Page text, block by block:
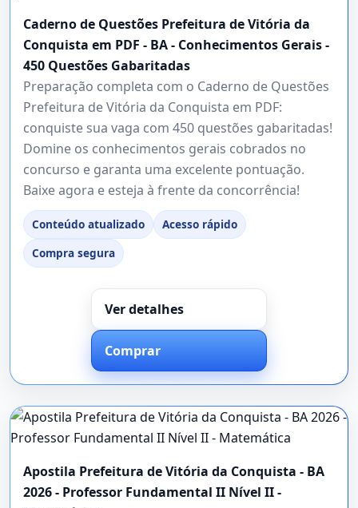
Caderno de Questões Prefeitura de Vitória da
Conquista em PDF - BA - Conhecimentos Gerais -
450 Questões Gabaritadas
Preparação completa com o Caderno de Questões
Prefeitura de Vitória da Conquista em PDF:
conquiste sua vaga com 450 questões gabaritadas!
Domine os conhecimentos gerais cobrados no
concurso e garanta uma excelente pontuação.
Baixe agora e esteja à frente da concorrência!
Conteúdo atualizado
Acesso rápido
Compra segura
Ver detalhes
Comprar
Apostila Prefeitura de Vitória da Conquista - BA
2026 - Professor Fundamental II Nível II -